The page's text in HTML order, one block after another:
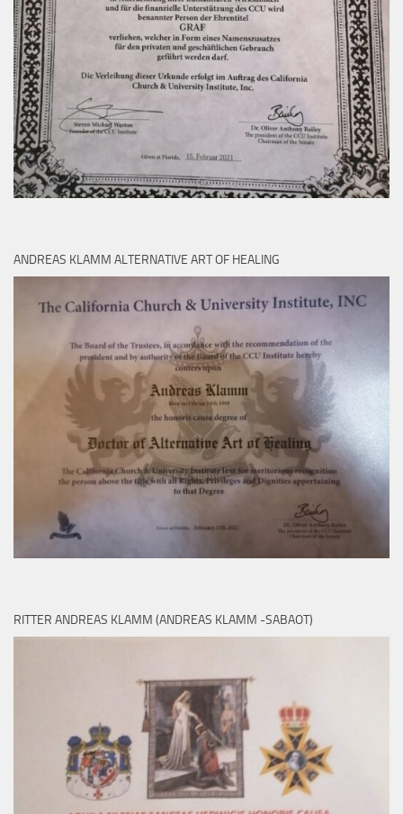
ANDREAS KLAMM ALTERNATIVE ART OF HEALING
RITTER ANDREAS KLAMM (ANDREAS KLAMM -SABAOT)